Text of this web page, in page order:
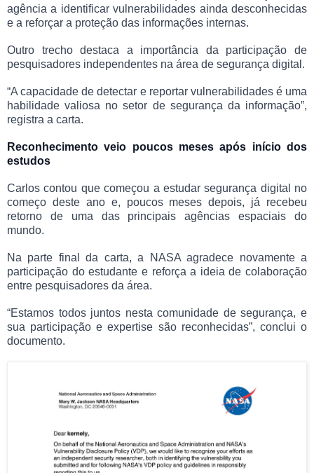
agência a identificar vulnerabilidades ainda desconhecidas
e a reforçar a proteção das informações internas.
Outro trecho destaca a importância da participação de
pesquisadores independentes na área de segurança digital.
“A capacidade de detectar e reportar vulnerabilidades é uma
habilidade valiosa no setor de segurança da informação”,
registra a carta.
Reconhecimento veio poucos meses após início dos
estudos
Carlos contou que começou a estudar segurança digital no
começo deste ano e, poucos meses depois, já recebeu
retorno de uma das principais agências espaciais do
mundo.
Na parte final da carta, a NASA agradece novamente a
participação do estudante e reforça a ideia de colaboração
entre pesquisadores da área.
“Estamos todos juntos nesta comunidade de segurança, e
sua participação e expertise são reconhecidas”, conclui o
documento.